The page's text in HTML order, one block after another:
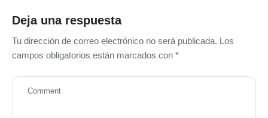
Deja una respuesta
Tu dirección de correo electrónico no será publicada. Los
campos obligatorios están marcados con *